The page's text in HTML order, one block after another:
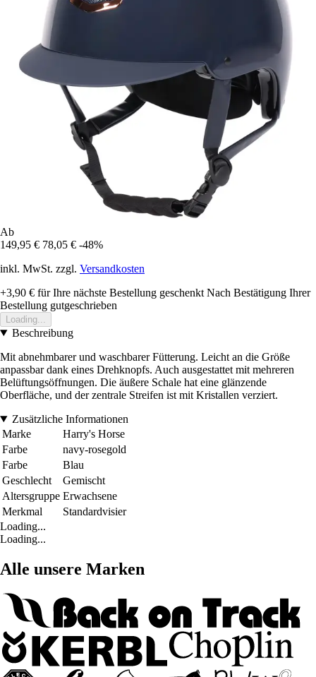
Ab
149,95 € 78,05 € -48%
inkl. MwSt. zzgl. Versandkosten
+3,90 € für Ihre nächste Bestellung geschenkt Nach Bestätigung Ihrer
Bestellung gutgeschrieben
Loading...
Beschreibung
Mit abnehmbarer und waschbarer Fütterung. Leicht an die Größe
anpassbar dank eines Drehknopfs. Auch ausgestattet mit mehreren
Belüftungsöffnungen. Die äußere Schale hat eine glänzende
Oberfläche, und der zentrale Streifen ist mit Kristallen verziert.
Zusätzliche Informationen
Marke
Harry's Horse
Farbe
navy-rosegold
Farbe
Blau
Geschlecht
Gemischt
Altersgruppe Erwachsene
Merkmal
Standardvisier
Loading...
Loading...
Alle unsere Marken